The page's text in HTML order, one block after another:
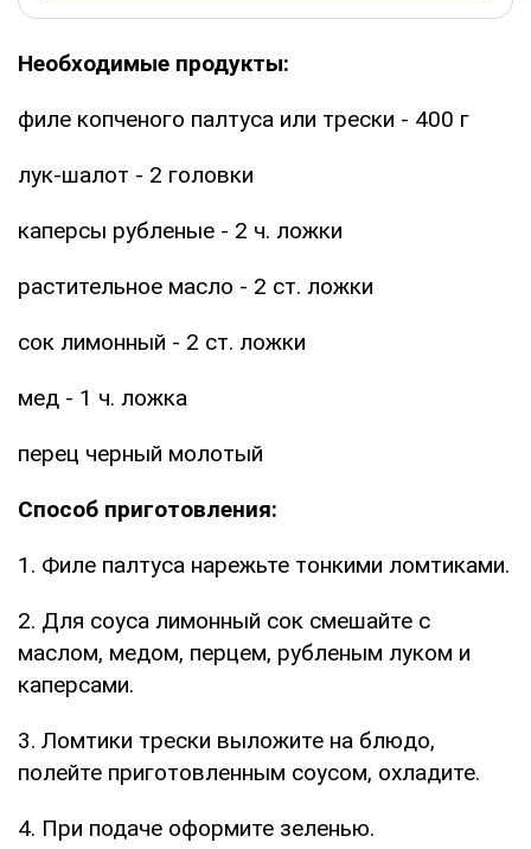
Необходимые продукты:
филе копченого палтуса или трески - 400 г
лук-шалот - 2 головки
каперсы рубленые - 2 ч. ложки
растительное масло - 2 ст. ложки
сок лимонный - 2 ст. ложки
мед - 1 ч. ложка
перец черный молотый
Способ приготовления:
1. Филе палтуса нарежьте тонкими ломтиками.
2. Для соуса лимонный сок смешайте с
маслом, медом, перцем, рубленым луком и
каперсами.
3. Ломтики трески выложите на блюдо,
полейте приготовленным соусом, охладите.
4. При подаче оформите зеленью.